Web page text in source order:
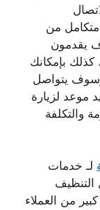
من
يقدمون
كذلك بإمكانك
وسوف يتواصل
لزيارة
والتكلفة
لـ خدمات
من العملاء